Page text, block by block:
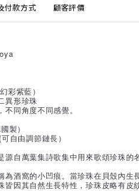
付款方式 顧客評價
彩紫藍）
異形珍珠
同角度不同感覺。
製）
自由調節鏈長）
源自萬葉集詩歌集中用來歌頌珍珠
為酒窩的小凹痕。當珍珠在貝殼內生
皆因其自然生長特性，珍珠皮略有皮